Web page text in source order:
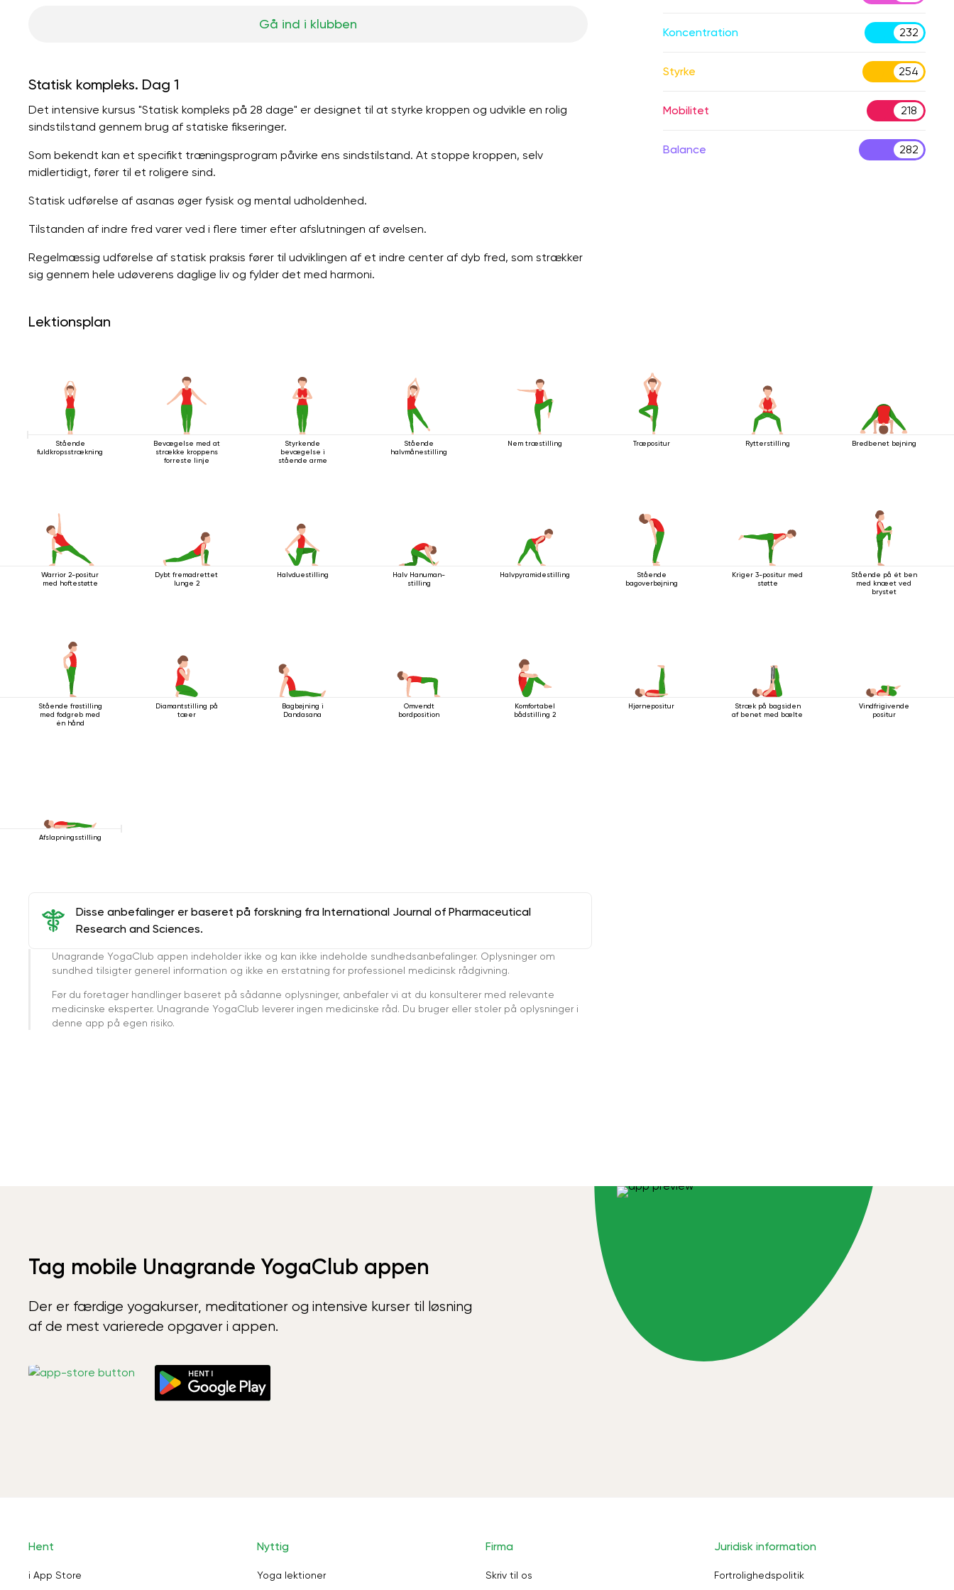
Gå ind i klubben
Statisk kompleks. Dag 1
Det intensive kursus "Statisk kompleks på 28 dage" er designet til at styrke kroppen og udvikle en rolig
sindstilstand gennem brug af statiske fikseringer.
Som bekendt kan et specifikt træningsprogram påvirke ens sindstilstand. At stoppe kroppen, selv
midlertidigt, fører til et roligere sind.
Statisk udførelse af asanas øger fysisk og mental udholdenhed.
Tilstanden af ​​indre fred varer ved i flere timer efter afslutningen af ​​øvelsen.
Regelmæssig udførelse af statisk praksis fører til udviklingen af ​​et indre center af dyb fred, som strækker
sig gennem hele udøverens daglige liv og fylder det med harmoni.
Koncentration 232
Styrke 254
Mobilitet 218
Balance 282
Lektionsplan
Stående
fuldkropsstrækning
Bevægelse med at
strække kroppens
forreste linje
Styrkende
bevægelse i
stående arme
Stående
halvmånestilling
Nem træstilling Træpositur Rytterstilling Bredbenet bøjning
Warrior 2-positur
med hoftestøtte
Dybt fremadrettet
lunge 2
Halvduestilling
Halv Hanuman-
stilling
Halvpyramidestilling
Stående
bagoverbøjning
Kriger 3-positur med
støtte
Stående på ét ben
med knæet ved
brystet
Stående frøstilling
med fodgreb med
én hånd
Diamantstilling på
tæer
Bagbøjning i
Dandasana
Omvendt
bordposition
Komfortabel
bådstilling 2
Hjørnepositur
Stræk på bagsiden
af ​​benet med bælte
Vindfrigivende
positur
Afslapningsstilling
Disse anbefalinger er baseret på forskning fra International Journal of Pharmaceutical
Research and Sciences.
Unagrande YogaClub appen indeholder ikke og kan ikke indeholde sundhedsanbefalinger. Oplysninger om
sundhed tilsigter generel information og ikke en erstatning for professionel medicinsk rådgivning.
Før du foretager handlinger baseret på sådanne oplysninger, anbefaler vi at du konsulterer med relevante
medicinske eksperter. Unagrande YogaClub leverer ingen medicinske råd. Du bruger eller stoler på oplysninger i
denne app på egen risiko.
Tag mobile Unagrande YogaClub appen
Der er færdige yogakurser, meditationer og intensive kurser til løsning
af de mest varierede opgaver i appen.
Hent
i App Store
Nyttig
Yoga lektioner
Firma
Skriv til os
Juridisk information
Fortrolighedspolitik